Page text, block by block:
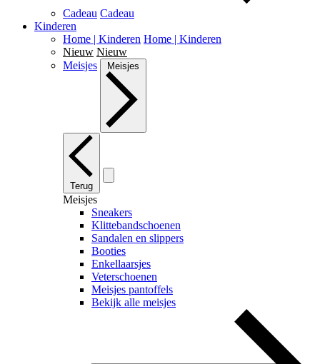
Cadeau Cadeau
Kinderen
Home | Kinderen Home | Kinderen
Nieuw Nieuw
Meisjes
Meisjes
Terug
Meisjes
Sneakers
Klittebandschoenen
Sandalen en slippers
Booties
Enkellaarsjes
Veterschoenen
Meisjes pantoffels
Bekijk alle meisjes